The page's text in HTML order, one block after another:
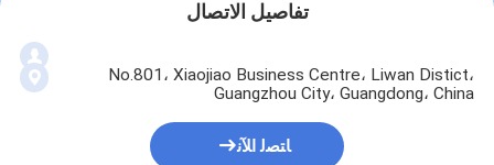
تفاصيل الاتصال
No.801، Xiaojiao Business Centre، Liwan Distict،
Guangzhou City، Guangdong، China
ﺎﺘﺼﻟ ﺍﻶﻧ